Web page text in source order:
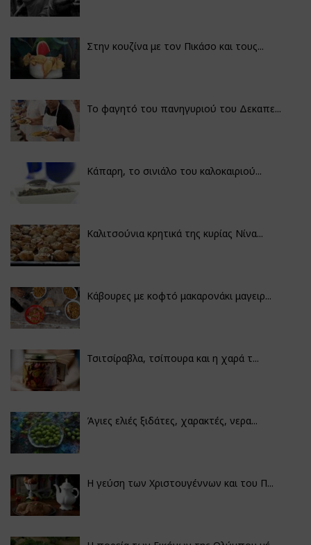
Στην κουζίνα με τον Πικάσο και τους...
Το φαγητό του πανηγυριού του Δεκαπε...
Κάπαρη, το σινιάλο του καλοκαιριού...
Καλιτσούνια κρητικά της κυρίας Νίνα...
Κάβουρες με κοφτό μακαρονάκι μαγειρ...
Τσιτσίραβλα, τσίπουρα και η χαρά τ...
Άγιες ελιές ξιδάτες, χαρακτές, νερα...
Η γεύση των Χριστουγέννων και του Π...